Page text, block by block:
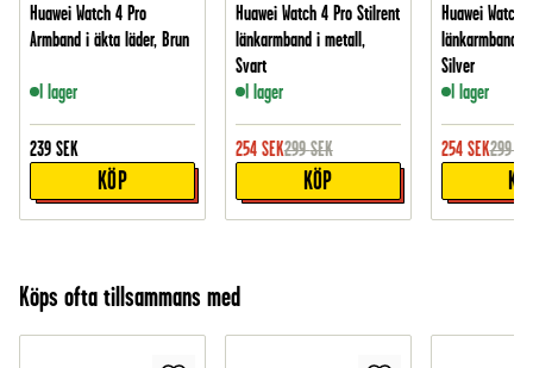
Huawei Watch 4 Pro
Armband i äkta läder, Brun
I lager
239 SEK
KÖP
Huawei Watch 4 Pro Stilrent
länkarmband i metall,
Svart
I lager
254 SEK299 SEK
KÖP
Huawei Watch
länkarmband i
Silver
I lager
254 SEK299
Köps ofta tillsammans med